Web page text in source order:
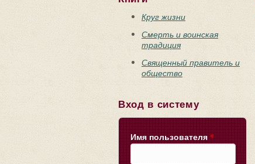
Круг жизни
Смерть и воинская
традиция
Священный правитель и
общество
Вход в систему
Имя пользователя *